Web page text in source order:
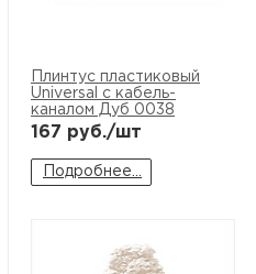
Плинтус пластиковый
Universal с кабель-
каналом Дуб 0038
167 руб./шт
Подробнее...